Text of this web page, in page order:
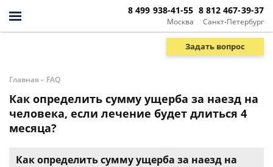
Москва
8 499 938-41-55
Санкт-Петербург
8 812 467-39-37
Задать вопрос
Главная - FAQ
Как определить сумму ущерба за наезд на
человека, если лечение будет длиться 4
месяца?
Как определить сумму ущерба за наезд на